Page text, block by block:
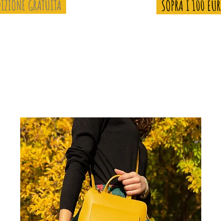
GRATUITA SOPRA I 100